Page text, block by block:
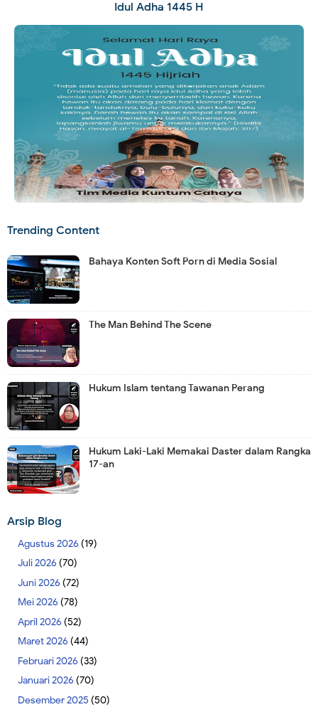
Idul Adha 1445 H
Trending Content
Bahaya Konten Soft Porn di Media Sosial
The Man Behind The Scene
Hukum Islam tentang Tawanan Perang
Hukum Laki-Laki Memakai Daster dalam Rangka
17-an
Arsip Blog
Agustus 2026 (19)
Juli 2026 (70)
Juni 2026 (72)
Mei 2026 (78)
April 2026 (52)
Maret 2026 (44)
Februari 2026 (33)
Januari 2026 (70)
Desember 2025 (50)